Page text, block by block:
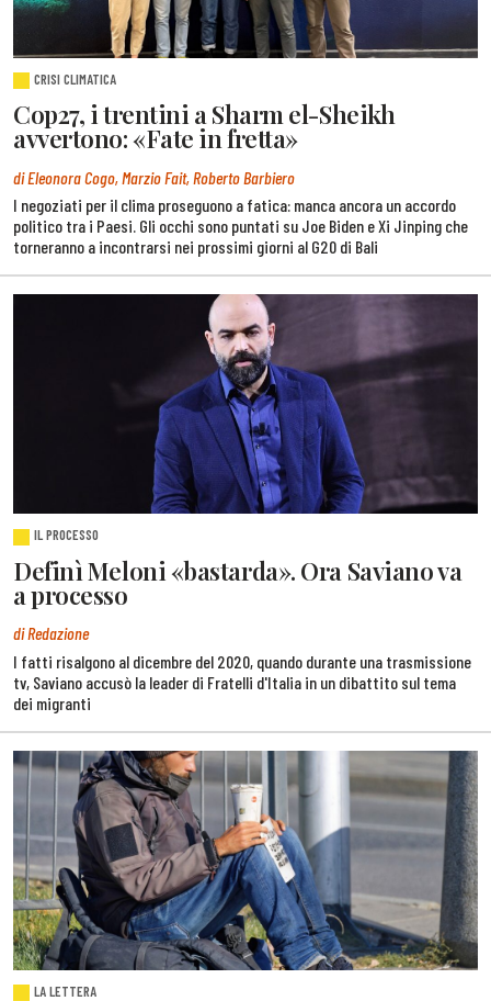
CRISI CLIMATICA
Cop27, i trentini a Sharm el-Sheikh
avvertono: «Fate in fretta»
di Eleonora Cogo, Marzio Fait, Roberto Barbiero
I negoziati per il clima proseguono a fatica: manca ancora un accordo
politico tra i Paesi. Gli occhi sono puntati su Joe Biden e Xi Jinping che
torneranno a incontrarsi nei prossimi giorni al G20 di Bali
IL PROCESSO
Definì Meloni «bastarda». Ora Saviano va
a processo
di Redazione
I fatti risalgono al dicembre del 2020, quando durante una trasmissione
tv, Saviano accusò la leader di Fratelli d'Italia in un dibattito sul tema
dei migranti
LA LETTERA